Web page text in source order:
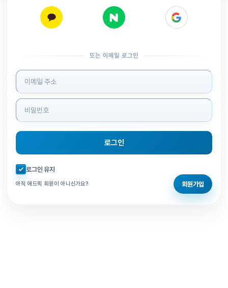
또는 이메일 로그인
로그인 정보 입력
로그인
자동로그인 체크
로그인 유지
아직 애드픽 회원이 아니신가요? 회원가입